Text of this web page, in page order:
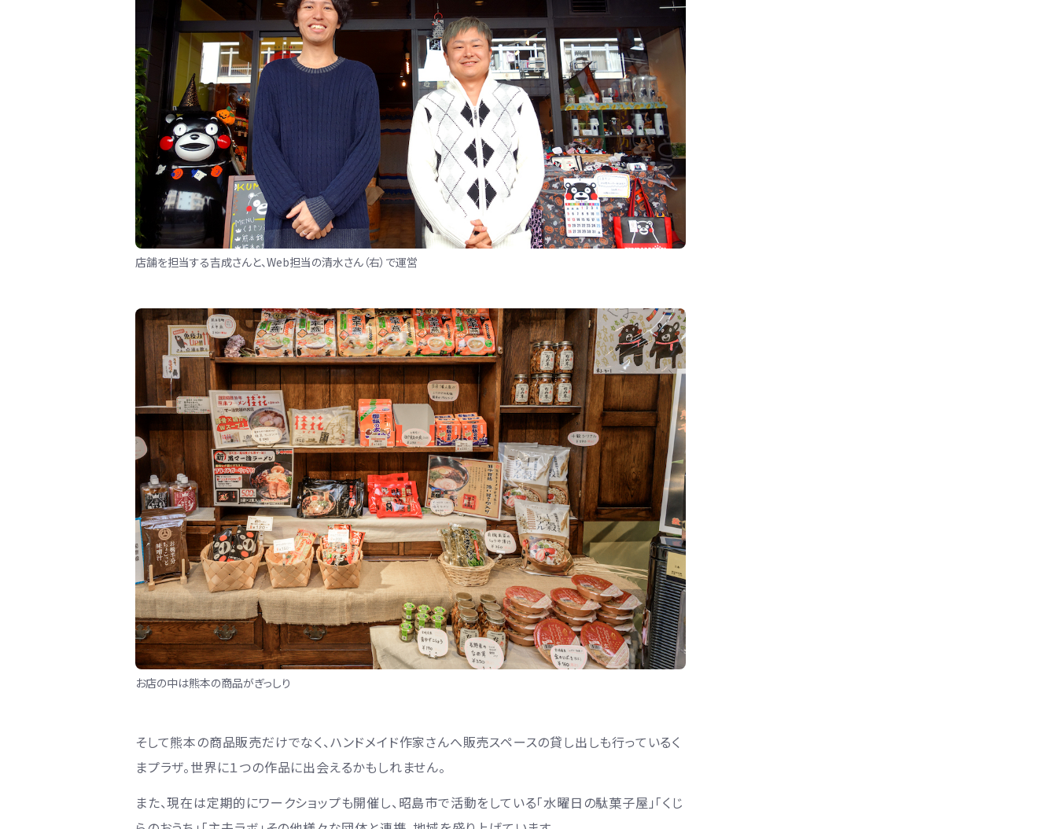
店舗を担当する吉成さんと、Web担当の清水さん（右）で運営
お店の中は熊本の商品がぎっしり
そして熊本の商品販売だけでなく、ハンドメイド作家さんへ販売スペースの貸し出しも行っているく
まプラザ。世界に１つの作品に出会えるかもしれません。
また、現在は定期的にワークショップも開催し、昭島市で活動をしている「水曜日の駄菓子屋」「くじ